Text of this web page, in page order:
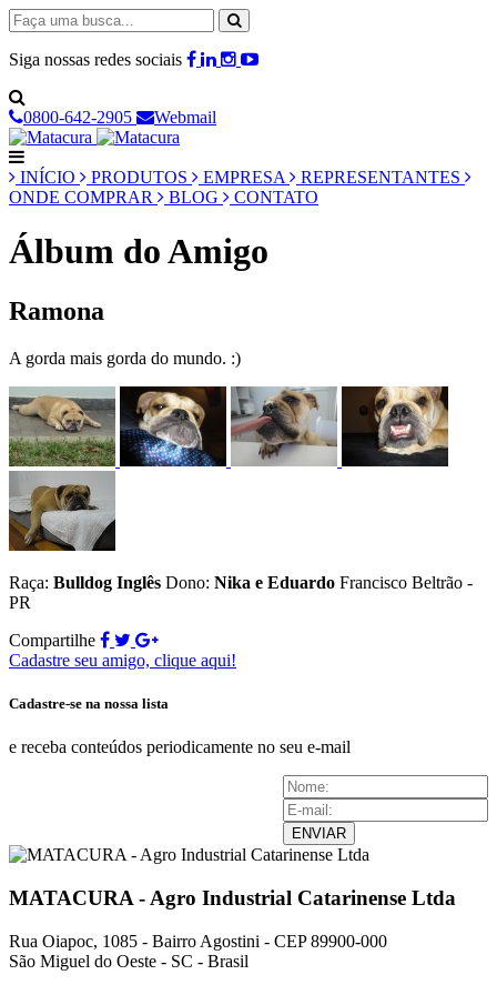
Siga nossas redes sociais
0800-642-2905 Webmail
INÍCIO PRODUTOS EMPRESA
REPRESENTANTES
ONDE COMPRAR
BLOG CONTATO
Álbum do Amigo
Ramona
A gorda mais gorda do mundo. :)
Raça: Bulldog Inglês Dono: Nika e Eduardo Francisco Beltrão -
PR
Compartilhe
Cadastre seu amigo, clique aqui!
Cadastre-se na nossa lista
e receba conteúdos periodicamente no seu e-mail
ENVIAR
MATACURA - Agro Industrial Catarinense Ltda
Rua Oiapoc, 1085 - Bairro Agostini - CEP 89900-000
São Miguel do Oeste - SC - Brasil